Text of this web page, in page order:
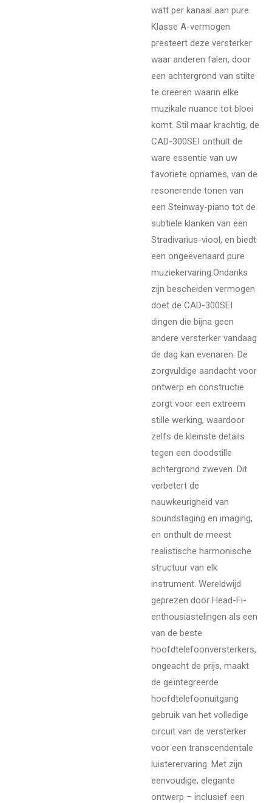
watt per kanaal aan pure
Klasse A-vermogen
presteert deze versterker
waar anderen falen, door
een achtergrond van stilte
te creëren waarin elke
muzikale nuance tot bloei
komt. Stil maar krachtig, de
CAD-300SEI onthult de
ware essentie van uw
favoriete opnames, van de
resonerende tonen van
een Steinway-piano tot de
subtiele klanken van een
Stradivarius-viool, en biedt
een ongeëvenaard pure
muziekervaring.Ondanks
zijn bescheiden vermogen
doet de CAD-300SEI
dingen die bijna geen
andere versterker vandaag
de dag kan evenaren. De
zorgvuldige aandacht voor
ontwerp en constructie
zorgt voor een extreem
stille werking, waardoor
zelfs de kleinste details
tegen een doodstille
achtergrond zweven. Dit
verbetert de
nauwkeurigheid van
soundstaging en imaging,
en onthult de meest
realistische harmonische
structuur van elk
instrument. Wereldwijd
geprezen door Head-Fi-
enthousiastelingen als een
van de beste
hoofdtelefoonversterkers,
ongeacht de prijs, maakt
de geïntegreerde
hoofdtelefoonuitgang
gebruik van het volledige
circuit van de versterker
voor een transcendentale
luisterervaring. Met zijn
eenvoudige, elegante
ontwerp – inclusief een